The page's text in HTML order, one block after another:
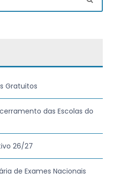
Gratuitos
das Escolas do
26/27
de Exames Nacionais